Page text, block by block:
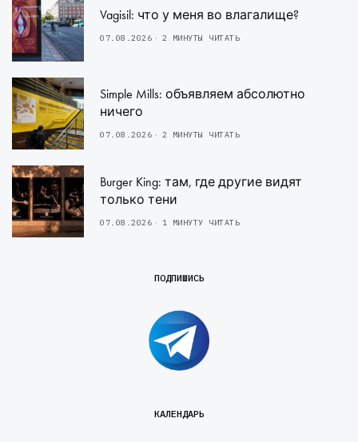
Vagisil: что у меня во влагалище?
07.08.2026 2 МИНУТЫ ЧИТАТЬ
Simple Mills: объявляем абсолютно
ничего
07.08.2026 2 МИНУТЫ ЧИТАТЬ
Burger King: там, где другие видят
только тени
07.08.2026 1 МИНУТУ ЧИТАТЬ
ПОДПИШИСЬ
КАЛЕНДАРЬ